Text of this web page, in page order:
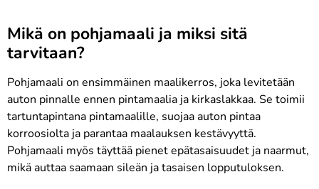
Mikä on pohjamaali ja miksi sitä
tarvitaan?
Pohjamaali on ensimmäinen maalikerros, joka levitetään
auton pinnalle ennen pintamaalia ja kirkaslakkaa. Se toimii
tartuntapintana pintamaalille, suojaa auton pintaa
korroosiolta ja parantaa maalauksen kestävyyttä.
Pohjamaali myös täyttää pienet epätasaisuudet ja naarmut,
mikä auttaa saamaan sileän ja tasaisen lopputuloksen.